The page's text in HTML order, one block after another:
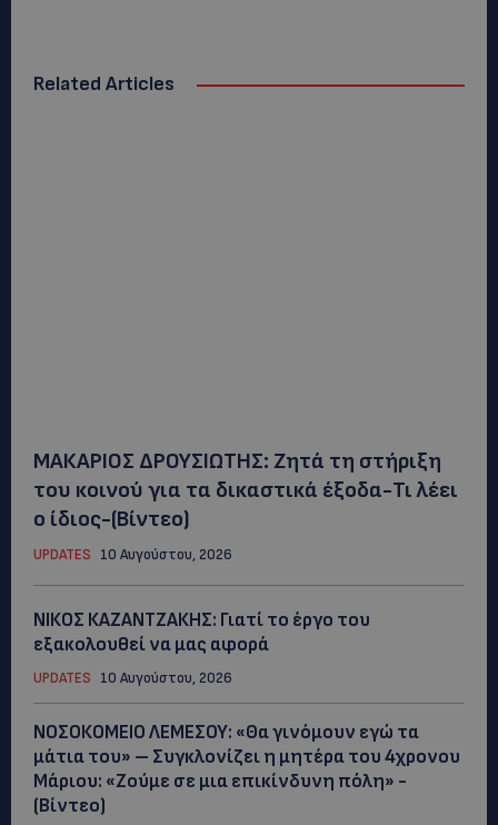
Related Articles
ΜΑΚΑΡΙΟΣ ΔΡΟΥΣΙΩΤΗΣ: Ζητά τη στήριξη
του κοινού για τα δικαστικά έξοδα-Τι λέει
ο ίδιος-(Βίντεο)
UPDATES 10 Αυγούστου, 2026
ΝΙΚΟΣ ΚΑΖΑΝΤΖΑΚΗΣ: Γιατί το έργο του
εξακολουθεί να μας αφορά
UPDATES 10 Αυγούστου, 2026
ΝΟΣΟΚΟΜΕΙΟ ΛΕΜΕΣΟΥ: «Θα γινόμουν εγώ τα
μάτια του» – Συγκλονίζει η μητέρα του 4χρονου
Μάριου: «Ζούμε σε μια επικίνδυνη πόλη» -
(Βίντεο)